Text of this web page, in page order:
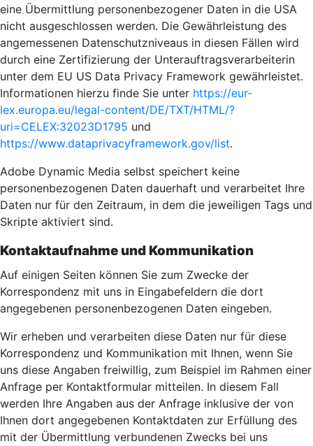
eine Übermittlung personenbezogener Daten in die USA
nicht ausgeschlossen werden. Die Gewährleistung des
angemessenen Datenschutzniveaus in diesen Fällen wird
durch eine Zertifizierung der Unterauftragsverarbeiterin
unter dem EU US Data Privacy Framework gewährleistet.
Informationen hierzu finde Sie unter https://eur-
lex.europa.eu/legal-content/DE/TXT/HTML/?
uri=CELEX:32023D1795 und
https://www.dataprivacyframework.gov/list.
Adobe Dynamic Media selbst speichert keine
personenbezogenen Daten dauerhaft und verarbeitet Ihre
Daten nur für den Zeitraum, in dem die jeweiligen Tags und
Skripte aktiviert sind.
Kontaktaufnahme und Kommunikation
Auf einigen Seiten können Sie zum Zwecke der
Korrespondenz mit uns in Eingabefeldern die dort
angegebenen personenbezogenen Daten eingeben.
Wir erheben und verarbeiten diese Daten nur für diese
Korrespondenz und Kommunikation mit Ihnen, wenn Sie
uns diese Angaben freiwillig, zum Beispiel im Rahmen einer
Anfrage per Kontaktformular mitteilen. In diesem Fall
werden Ihre Angaben aus der Anfrage inklusive der von
Ihnen dort angegebenen Kontaktdaten zur Erfüllung des
mit der Übermittlung verbundenen Zwecks bei uns